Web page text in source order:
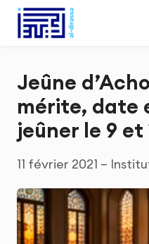
Jeûne
mérite, date
jeûner le 9 et
11 février 2021 –